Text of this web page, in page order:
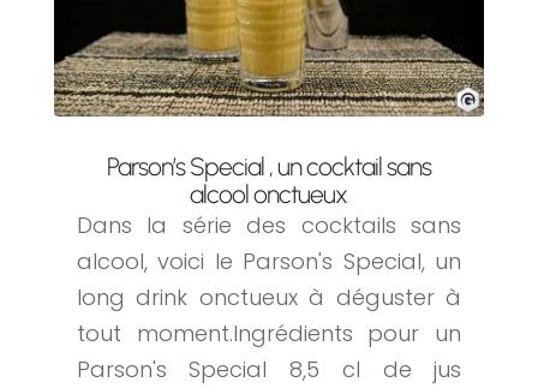
Parson’s Special , un cocktail sans
alcool onctueux
Dans la série des cocktails sans
alcool, voici le Parson's Special, un
long drink onctueux à déguster à
tout moment.Ingrédients pour un
Parson's Special 8,5 cl de jus